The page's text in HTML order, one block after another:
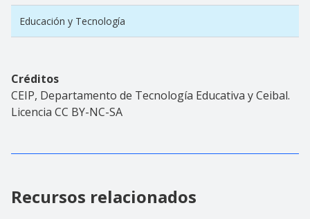
Educación y Tecnología
Créditos
CEIP, Departamento de Tecnología Educativa y Ceibal.
Licencia CC BY-NC-SA
Recursos relacionados